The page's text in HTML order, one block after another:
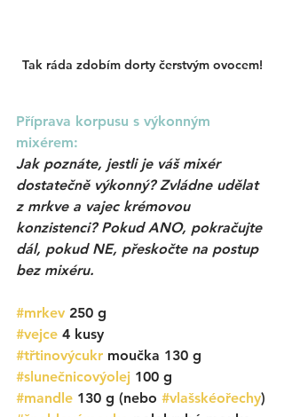
Tak ráda zdobím dorty čerstvým ovocem!
Příprava korpusu s výkonným
mixérem:
Jak poznáte, jestli je váš mixér
dostatečně výkonný? Zvládne udělat
z mrkve a vajec krémovou
konzistenci? Pokud ANO, pokračujte
dál, pokud NE, přeskočte na postup
bez mixéru.
#mrkev 250 g
#vejce 4 kusy
#třtinovýcukr moučka 130 g
#slunečnicovýolej 100 g
#mandle 130 g (nebo #vlašskéořechy)